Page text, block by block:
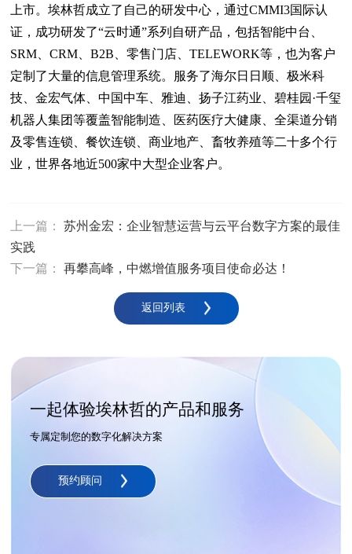
上市。埃林哲成立了自己的研发中心，通过CMMI3国际认
证，成功研发了“云时通”系列自研产品，包括智能中台、
SRM、CRM、B2B、零售门店、TELEWORK等，也为客户
定制了大量的信息管理系统。服务了海尔日日顺、极米科
技、金宏气体、中国中车、雅迪、扬子江药业、碧桂园·千玺
机器人集团等覆盖智能制造、医药医疗大健康、全渠道分销
及零售连锁、餐饮连锁、商业地产、畜牧养殖等二十多个行
业，世界各地近500家中大型企业客户。
上一篇： 苏州金宏：企业智慧运营与云平台数字方案的最佳
实践
下一篇： 再攀高峰，中燃增值服务项目使命必达！
返回列表
一起体验埃林哲的产品和服务
专属定制您的数字化解决方案
预约顾问